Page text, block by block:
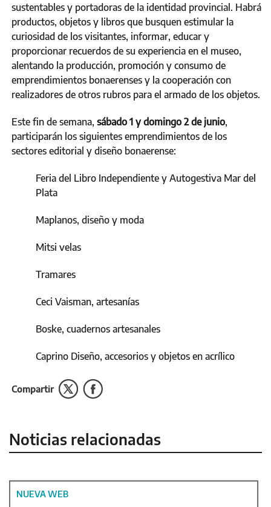
sustentables y portadoras de la identidad provincial. Habrá
productos, objetos y libros que busquen estimular la
curiosidad de los visitantes, informar, educar y
proporcionar recuerdos de su experiencia en el museo,
alentando la producción, promoción y consumo de
emprendimientos bonaerenses y la cooperación con
realizadores de otros rubros para el armado de los objetos.
Este fin de semana, sábado 1 y domingo 2 de junio,
participarán los siguientes emprendimientos de los
sectores editorial y diseño bonaerense:
Feria del Libro Independiente y Autogestiva Mar del
Plata
Maplanos, diseño y moda
Mitsi velas
Tramares
Ceci Vaisman, artesanías
Boske, cuadernos artesanales
Caprino Diseño, accesorios y objetos en acrílico
Compartir
Noticias relacionadas
NUEVA WEB